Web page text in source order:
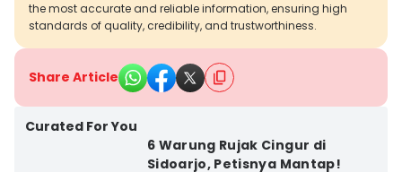
the most accurate and reliable information, ensuring high
standards of quality, credibility, and trustworthiness.
Share Article
Curated For You
6 Warung Rujak Cingur di
Sidoarjo, Petisnya Mantap!